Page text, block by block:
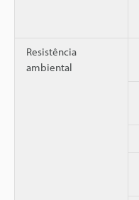
Resistência
ambiental